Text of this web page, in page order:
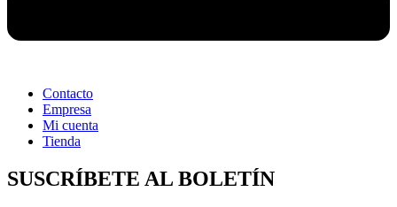
Contacto
Empresa
Mi cuenta
Tienda
SUSCRÍBETE AL BOLETÍN